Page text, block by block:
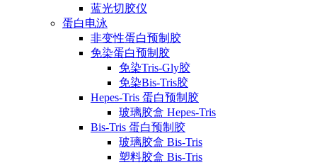
蓝光切胶仪
蛋白电泳
非变性蛋白预制胶
免染蛋白预制胶
免染Tris-Gly胶
免染Bis-Tris胶
Hepes-Tris 蛋白预制胶
玻璃胶盒 Hepes-Tris
Bis-Tris 蛋白预制胶
玻璃胶盒 Bis-Tris
塑料胶盒 Bis-Tris